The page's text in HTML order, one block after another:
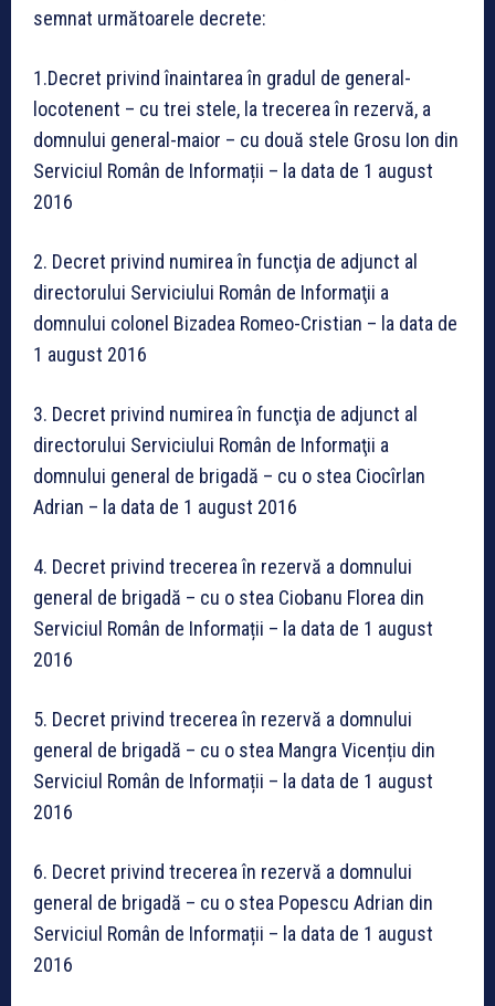
semnat următoarele decrete:
1.Decret privind înaintarea în gradul de general-
locotenent – cu trei stele, la trecerea în rezervă, a
domnului general-maior – cu două stele Grosu Ion din
Serviciul Român de Informații – la data de 1 august
2016
2. Decret privind numirea în funcţia de adjunct al
directorului Serviciului Român de Informaţii a
domnului colonel Bizadea Romeo-Cristian – la data de
1 august 2016
3. Decret privind numirea în funcţia de adjunct al
directorului Serviciului Român de Informaţii a
domnului general de brigadă – cu o stea Ciocîrlan
Adrian – la data de 1 august 2016
4. Decret privind trecerea în rezervă a domnului
general de brigadă – cu o stea Ciobanu Florea din
Serviciul Român de Informații – la data de 1 august
2016
5. Decret privind trecerea în rezervă a domnului
general de brigadă – cu o stea Mangra Vicențiu din
Serviciul Român de Informații – la data de 1 august
2016
6. Decret privind trecerea în rezervă a domnului
general de brigadă – cu o stea Popescu Adrian din
Serviciul Român de Informații – la data de 1 august
2016